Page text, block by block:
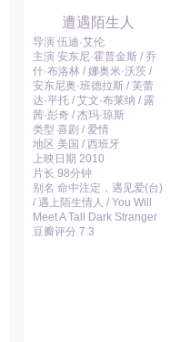
遭遇陌生人
导演 伍迪·艾伦
主演 安东尼·霍普金斯 / 乔
什·布洛林 / 娜奥米·沃茨 /
安东尼奥·班德拉斯 / 芙蕾
达·平托 / 艾文·布莱纳 / 露
茜·彭奇 / 杰玛·琼斯
类型 喜剧 / 爱情
地区 美国 / 西班牙
上映日期 2010
片长 98分钟
别名 命中注定，遇见爱(台)
/ 遇上陌生情人 / You Will
Meet A Tall Dark Stranger
豆瓣评分 7.3